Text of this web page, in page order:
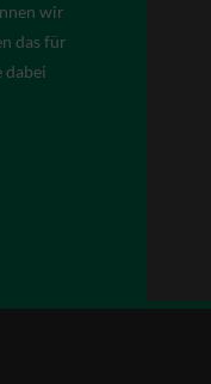
wir
das für
dabei